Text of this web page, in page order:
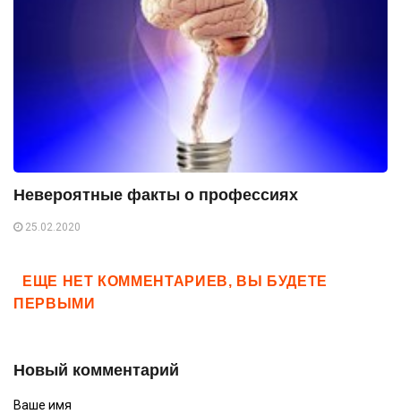
Невероятные факты о профессиях
25.02.2020
ЕЩЕ НЕТ КОММЕНТАРИЕВ, ВЫ БУДЕТЕ
ПЕРВЫМИ
Новый комментарий
Ваше имя